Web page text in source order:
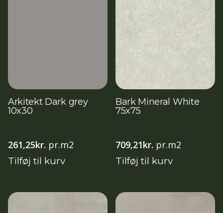
Arkitekt Dark grey
10x30
261,25kr. pr.m2
Tilføj til kurv
Bark Mineral White
75x75
709,21kr. pr.m2
Tilføj til kurv